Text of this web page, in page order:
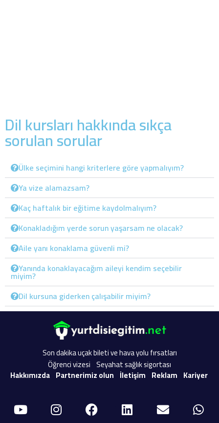
Dil kursları hakkında sıkça
sorulan sorular
Ülke seçimini hangi kriterlere göre yapmalıyım?
Ya vize alamazsam?
Kaç haftalık bir eğitime kaydolmalıyım?
Konakladığım yerde sorun yaşarsam ne olacak?
Aile yanı konaklama güvenli mi?
Yanında konaklayacağım aileyi kendim seçebilir
miyim?
Dil kursuna giderken çalışabilir miyim?
Son dakika uçak bileti ve hava yolu fırsatları
Öğrenci vizesi Seyahat sağlık sigortası
Hakkımızda Partnerimiz olun İletişim Reklam Kariyer